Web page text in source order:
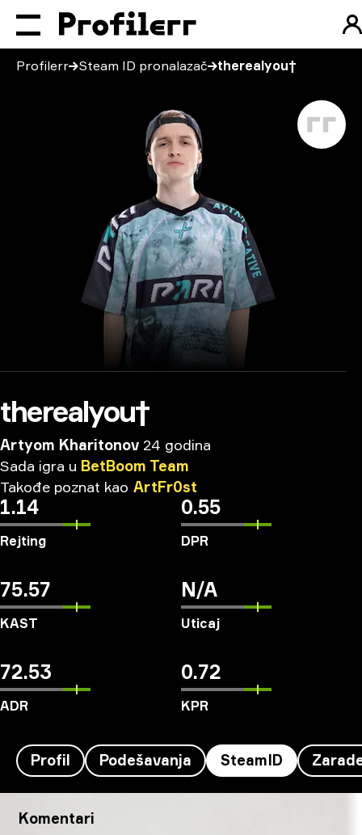
Profilerr Steam ID pronalazač therealyou†
therealyou†
Artyom Kharitonov 24 godina
Sada igra u BetBoom Team
Takođe poznat kao ArtFr0st
1.14
Rejting
0.55
DPR
75.57
KAST
N/A
Uticaj
72.53
ADR
0.72
KPR
Profil Podešavanja SteamID
Komentari